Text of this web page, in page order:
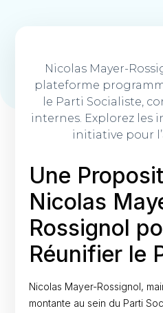
Nicolas Mayer-
plateforme
le Parti Socialiste,
internes. Explorez les
initiative pour
Une
Nicolas
Rossignol
Réunifier le
Nicolas Mayer-Rossignol,
montante au sein du Parti